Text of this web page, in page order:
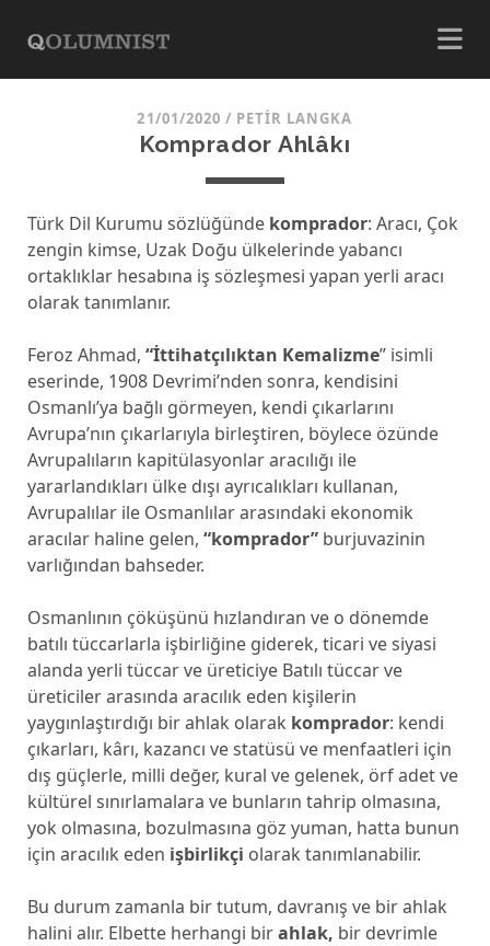
21/01/2020 / PETIR LANGKA
Komprador Ahlâkı
Türk Dil Kurumu sözlüğünde komprador: Aracı, Çok
zengin kimse, Uzak Doğu ülkelerinde yabancı
ortaklıklar hesabına iş sözleşmesi yapan yerli aracı
olarak tanımlanır.
Feroz Ahmad, “İttihatçılıktan Kemalizme” isimli
eserinde, 1908 Devrimi’nden sonra, kendisini
Osmanlı’ya bağlı görmeyen, kendi çıkarlarını
Avrupa’nın çıkarlarıyla birleştiren, böylece özünde
Avrupalıların kapitülasyonlar aracılığı ile
yararlandıkları ülke dışı ayrıcalıkları kullanan,
Avrupalılar ile Osmanlılar arasındaki ekonomik
aracılar haline gelen, “komprador” burjuvazinin
varlığından bahseder.
Osmanlının çöküşünü hızlandıran ve o dönemde
batılı tüccarlarla işbirliğine giderek, ticari ve siyasi
alanda yerli tüccar ve üreticiye Batılı tüccar ve
üreticiler arasında aracılık eden kişilerin
yaygınlaştırdığı bir ahlak olarak komprador: kendi
çıkarları, kârı, kazancı ve statüsü ve menfaatleri için
dış güçlerle, milli değer, kural ve gelenek, örf adet ve
kültürel sınırlamalara ve bunların tahrip olmasına,
yok olmasına, bozulmasına göz yuman, hatta bunun
için aracılık eden işbirlikçi olarak tanımlanabilir.
Bu durum zamanla bir tutum, davranış ve bir ahlak
halini alır. Elbette herhangi birahlak, bir devrimle